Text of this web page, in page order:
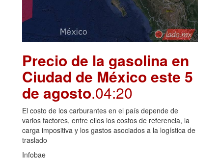
Precio de la gasolina en
Ciudad de México este 5
de agosto.04:20
El costo de los carburantes en el país depende de
varios factores, entre ellos los costos de referencia, la
carga impositiva y los gastos asociados a la logística de
traslado
Infobae